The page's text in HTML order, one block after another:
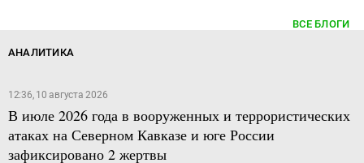
ВСЕ БЛОГИ
АНАЛИТИКА
12:36, 10 августа 2026
В июле 2026 года в вооруженных и террористических
атаках на Северном Кавказе и юге России
зафиксировано 2 жертвы